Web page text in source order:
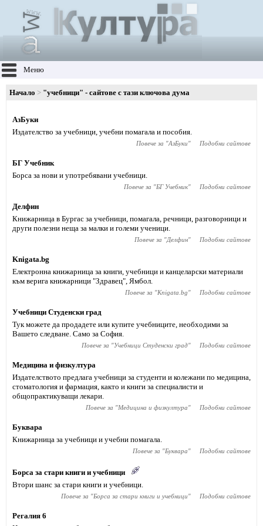
Меню
Начало "учебници" - сайтове с тази ключова дума
АзБуки
Издателство за учебници, учебни помагала и пособия.
Повече за "АзБуки" Подобни сайтове
БГ Учебник
Борса за нови и употребявани учебници.
Повече за "БГ Учебник" Подобни сайтове
Делфин
Книжарница в Бургас за учебници, помагала, речници, разговорници и
други полезни неща за малки и големи ученици.
Повече за "Делфин" Подобни сайтове
Knigata.bg
Електронна книжарница за книги, учебници и канцеларски материали
към верига книжарници "Здравец", Ямбол.
Повече за "Knigata.bg" Подобни сайтове
Учебници Студенски град
Тук можете да продадете или купите учебниците, необходими за
Вашето следване. Само за София.
Повече за "Учебници Студенски град" Подобни сайтове
Медицина и физкултура
Издателството предлага учебници за студенти и колежани по медицина,
стоматология и фармация, както и книги за специалисти и
общопрактикуващи лекари.
Повече за "Медицина и физкултура" Подобни сайтове
Буквара
Книжарница за учебници и учебни помагала.
Повече за "Буквара" Подобни сайтове
Борса за стари книги и учебници
Втори шанс за стари книги и учебници.
Повече за "Борса за стари книги и учебници" Подобни сайтове
Регалия 6